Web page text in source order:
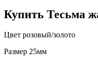
Купить Тесьма
Цвет розовый/золото
Размер 25мм